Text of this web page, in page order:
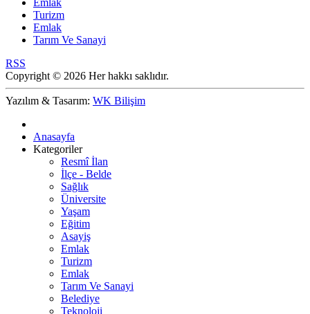
Emlak
Turizm
Emlak
Tarım Ve Sanayi
RSS
Copyright © 2026 Her hakkı saklıdır.
Yazılım & Tasarım: WK Bilişim
Anasayfa
Kategoriler
Resmî İlan
İlçe - Belde
Sağlık
Üniversite
Yaşam
Eğitim
Asayiş
Emlak
Turizm
Emlak
Tarım Ve Sanayi
Belediye
Teknoloji